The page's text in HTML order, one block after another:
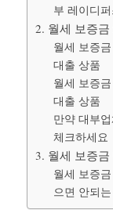
부 레이디
2. 월세 보증
월세 보증
대출 상품
월세 보증
대출 상품
만약 대부
체크하세요
3. 월세 보증
월세 보증
으면 안되